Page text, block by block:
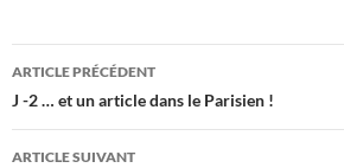
Navigation
des
articles
ARTICLE PRÉCÉDENT
J -2 … et un article dans le Parisien !
ARTICLE SUIVANT